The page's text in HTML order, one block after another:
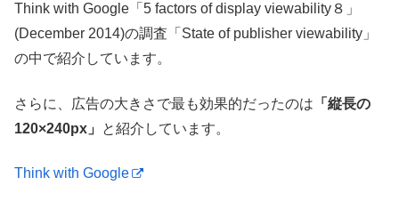
Think with Google「5 factors of display viewability８」
(December 2014)の調査「State of publisher viewability」
の中で紹介しています。
さらに、広告の大きさで最も効果的だったのは 「縦長の
120×240px」
と紹介しています。
Think with Google